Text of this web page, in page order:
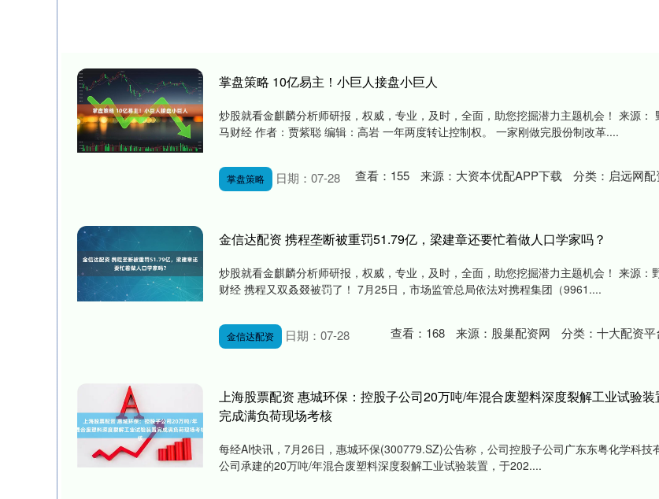
掌盘策略 10亿易主！小巨人接盘小巨人
炒股就看金麒麟分析师研报，权威，专业，及时，全面，助您挖掘潜力主题机会！ 来源：
马财经 作者：贾紫聪 编辑：高岩 一年两度转让控制权。 一家刚做完股份制改革....
掌盘策略 日期：07-28 查看： 155 来源： 大资本优配APP下载 分类： 启远网配
金信达配资 携程垄断被重罚51.79亿，梁建章还要忙着做人口学家吗？
炒股就看金麒麟分析师研报，权威，专业，及时，全面，助您挖掘潜力主题机会！ 来源：
财经 携程又双叒叕被罚了！ 7月25日，市场监管总局依法对携程集团（9961....
金信达配资 日期：07-28 查看： 168 来源： 股巢配资网 分类： 十大配资平
上海股票配资 惠城环保：控股子公司20万吨/年混合废塑料深度裂解工业试验装
完成满负荷现场考核
每经AI快讯，7月26日，惠城环保(300779.SZ)公告称，公司控股子公司广东东粤化学科技
公司承建的20万吨/年混合废塑料深度裂解工业试验装置，于202....